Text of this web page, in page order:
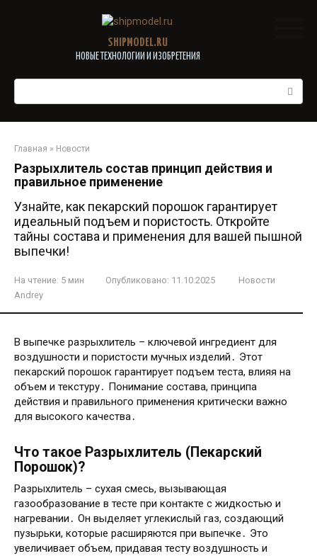
SHIPMODEL.RU
НОВЫЕ ТЕХНОЛОГИИ И ИЗОБРЕТЕНИЯ
Главная » Новости
Разрыхлитель состав принцип действия и
правильное применение
Узнайте, как пекарский порошок гарантирует
идеальный подъем и пористость. Откройте
тайны состава и применения для вашей пышной
выпечки!
На чтение: 5 мин Опубликовано: 11.10.2025
Новости
Andrey
В выпечке разрыхлитель – ключевой ингредиент для
воздушности и пористости мучных изделий․ Этот
пекарский порошок гарантирует подъем теста, влияя на
объем и текстуру․ Понимание состава, принципа
действия и правильного применения критически важно
для высокого качества․
Что такое Разрыхлитель (Пекарский
Порошок)?
Разрыхлитель – сухая смесь, вызывающая
газообразование в тесте при контакте с жидкостью и
нагревании․ Он выделяет углекислый газ, создающий
пузырьки, которые расширяются при выпечке․ Это
увеличивает объем, придавая тесту воздушность и